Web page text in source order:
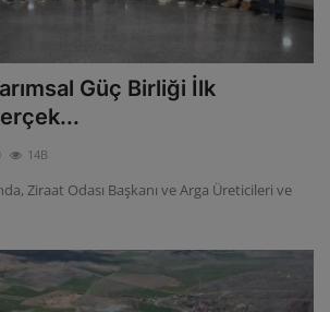
Güç Birliği İlk
14B
Ziraat Odası Başkanı ve Arga Üreticileri ve